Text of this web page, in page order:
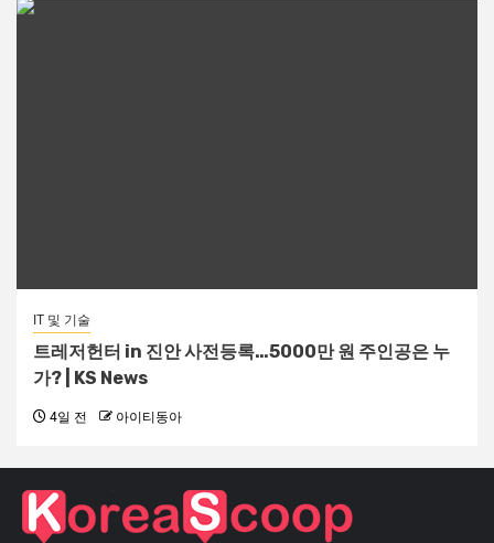
IT 및 기술
트레저헌터 in 진안 사전등록…5000만 원 주인공은 누
가? | KS News
4일 전 아이티동아